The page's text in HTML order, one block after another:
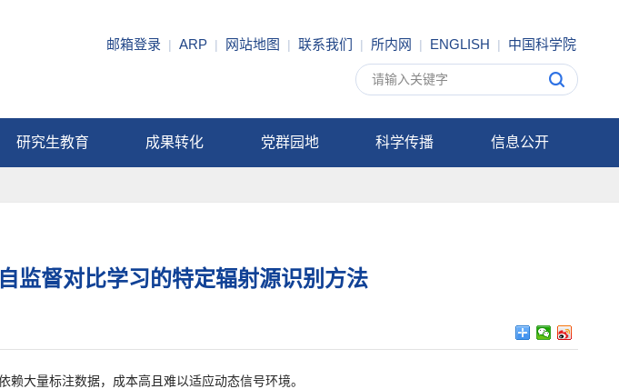
邮箱登录 | ARP | 网站地图 | 联系我们 | 所内网 | ENGLISH | 中国科学院
研究生教育 成果转化 党群园地 科学传播 信息公开
监督对比学习的特定辐射源识别方法
大量标注数据，成本高且难以适应动态信号环境。